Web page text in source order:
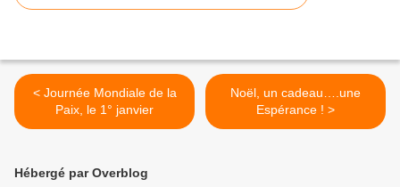
< Journée Mondiale de la
Paix, le 1° janvier
Noël, un cadeau….une
Espérance ! >
Hébergé par Overblog